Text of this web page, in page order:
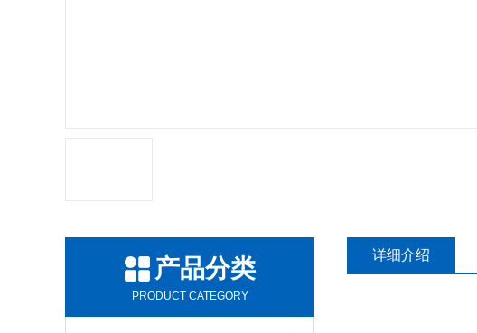
产品分类
PRODUCT CATEGORY
详细介绍